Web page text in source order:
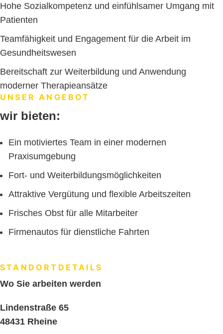
Hohe Sozialkompetenz und einfühlsamer Umgang mit
Patienten
Teamfähigkeit und Engagement für die Arbeit im
Gesundheitswesen
Bereitschaft zur Weiterbildung und Anwendung
moderner Therapieansätze
UNSER ANGEBOT
wir bieten:
Ein motiviertes Team in einer modernen
Praxisumgebung
Fort- und Weiterbildungsmöglichkeiten
Attraktive Vergütung und flexible Arbeitszeiten
Frisches Obst für alle Mitarbeiter
Firmenautos für dienstliche Fahrten
STANDORTDETAILS
Wo Sie arbeiten werden
Lindenstraße 65
48431 Rheine